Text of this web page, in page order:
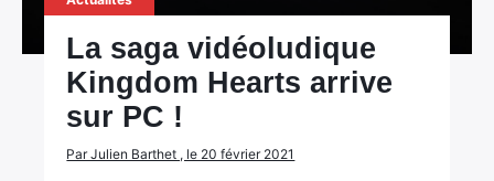
La saga vidéoludique
Kingdom Hearts arrive
sur PC !
Par Julien Barthet , le 20 février 2021